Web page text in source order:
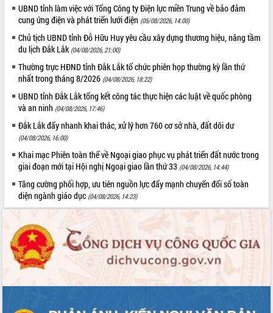
Chương trình “Gặp gỡ hữu nghị –
Friendship Meeting New Year 2026”
Bầu cử Quốc hội và HĐND: Cử tri Đắk
Lắk gửi gắm niềm tin, kỳ vọng vào lá
Đắk Lắk sẵn sàng các điều kiện cho
Ngày hội bầu cử đại biểu Quốc hội
khóa XVI và HĐND các cấp nhiệm kỳ
2026-2031
Đảm bảo cuộc bầu cử đại biểu Quốc
hội và đại biểu HĐND các cấp diễn ra
an toàn, hiệu quả, đúng quy định
Thủ tướng Chính phủ Phạm Minh Chính
kiểm tra, chỉ đạo hoàn thành các dự
án cao tốc và thăm khu tái định cư tại
Đắk Lắk
Thì Thùng mừng Xuân Bính Ngọ 2026
Lãnh đạo tỉnh dâng hương tưởng niệm
tại Đập Đồng Cam đầu Xuân Bính Ngọ
Ngành nông nghiệp phấn đấu tăng
trưởng đạt 5,86% trong năm 2026
UBND tỉnh làm việc với Tổng Công ty Điện lực miền Trung về bảo đảm
cung ứng điện và phát triển lưới điện (05/08/2026, 14:00)
Chủ tịch UBND tỉnh Đỗ Hữu Huy yêu cầu xây dựng thương hiệu, nâng tầm
du lịch Đắk Lắk (04/08/2026, 21:00)
Thường trực HĐND tỉnh Đắk Lắk tổ chức phiên họp thường kỳ lần thứ
nhất trong tháng 8/2026 (04/08/2026, 18:22)
UBND tỉnh Đắk Lắk tổng kết công tác thực hiện các luật về quốc phòng
và an ninh (04/08/2026, 17:46)
Đắk Lắk đẩy nhanh khai thác, xử lý hơn 760 cơ sở nhà, đất dôi dư
(04/08/2026, 16:00)
Khai mạc Phiên toàn thể về Ngoại giao phục vụ phát triển đất nước trong
giai đoạn mới tại Hội nghị Ngoại giao lần thứ 33 (04/08/2026, 14:44)
Tăng cường phối hợp, ưu tiên nguồn lực đẩy mạnh chuyển đổi số toàn
diện ngành giáo dục (04/08/2026, 14:23)